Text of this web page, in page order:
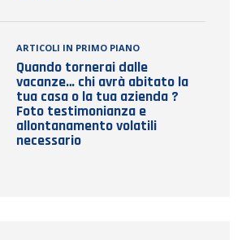
ARTICOLI IN PRIMO PIANO
Quando tornerai dalle
vacanze… chi avrà abitato la
tua casa o la tua azienda ?
Foto testimonianza e
allontanamento volatili
necessario